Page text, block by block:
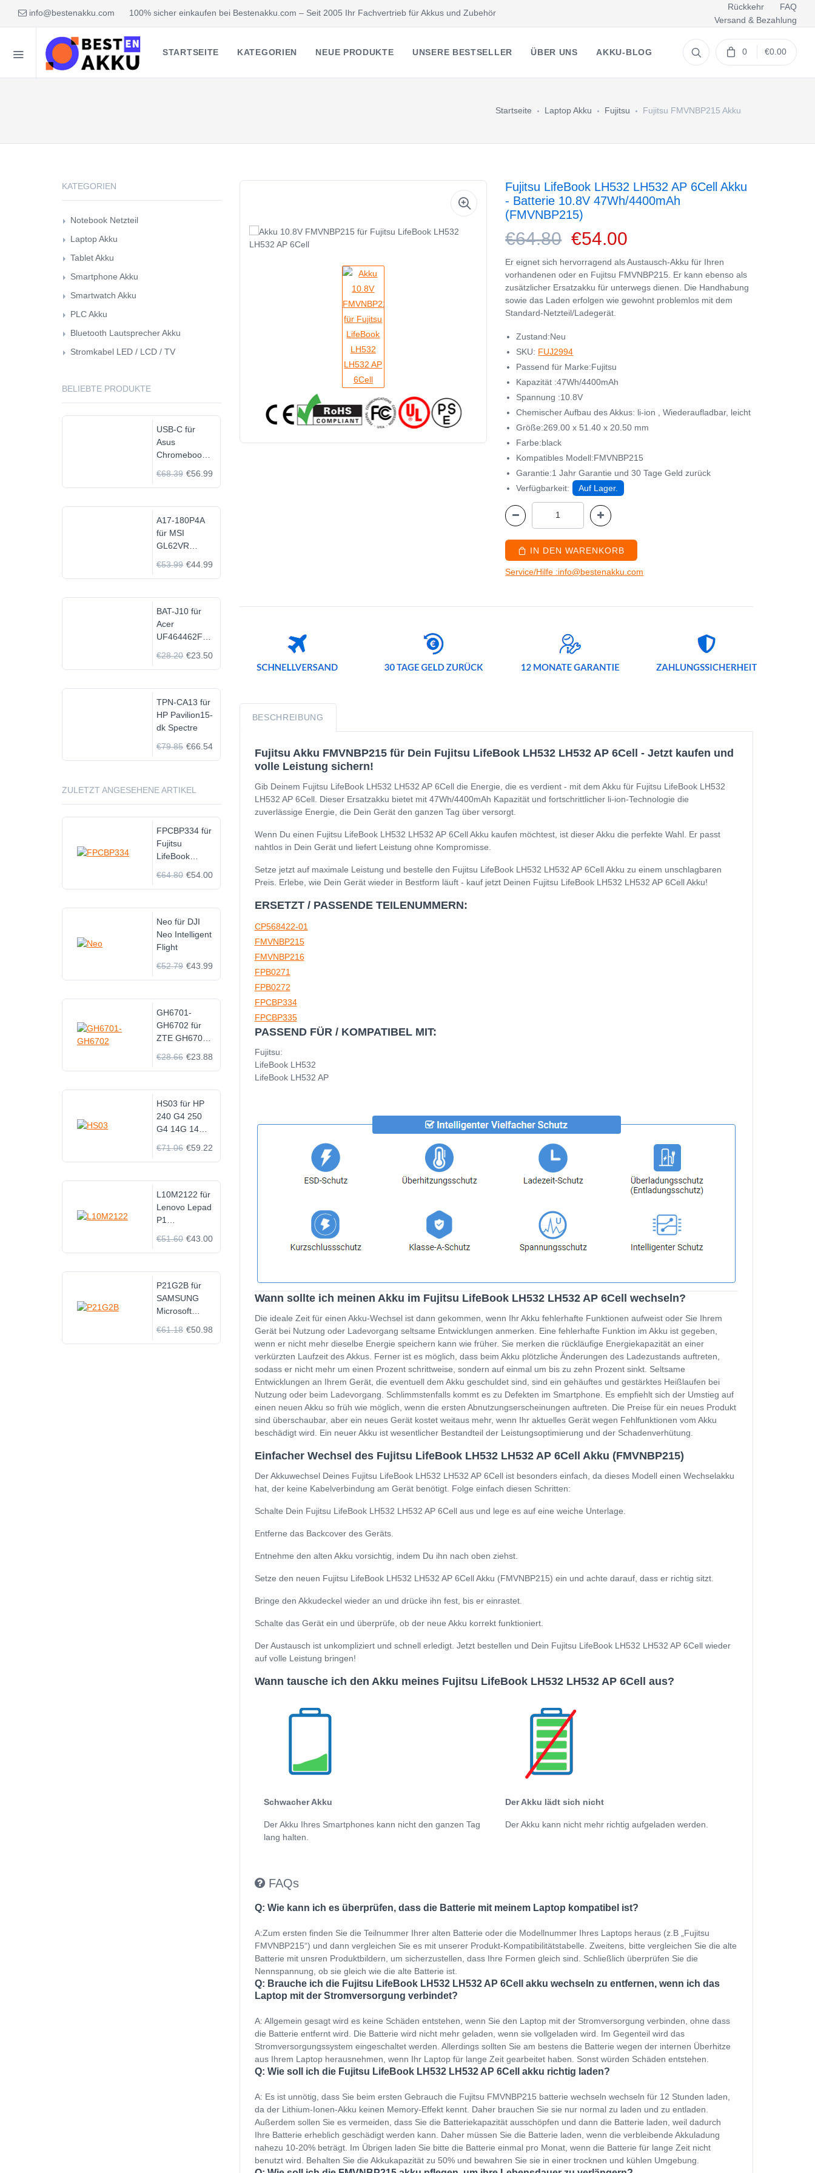
info@bestenakku.com 100% sicher einkaufen bei Bestenakku.com – Seit 2005 Ihr Fachvertrieb für Akkus und Zubehör
Rückkehr
FAQ
Versand & Bezahlung
STARTSEITE KATEGORIEN NEUE PRODUKTE UNSERE BESTSELLER ÜBER UNS AKKU-BLOG 0 €0.00
Startseite Laptop Akku Fujitsu Fujitsu FMVNBP215 Akku
Fujitsu LifeBook LH532 LH532 AP 6Cell Akku
- Batterie 10.8V 47Wh/4400mAh
(FMVNBP215)
€64.80€54.00
Er eignet sich hervorragend als Austausch-Akku für Ihren
vorhandenen oder en Fujitsu FMVNBP215. Er kann ebenso als
zusätzlicher Ersatzakku für unterwegs dienen. Die Handhabung
sowie das Laden erfolgen wie gewohnt problemlos mit dem
Standard-Netzteil/Ladegerät.
Zustand:Neu
SKU: FUJ2994
Passend für Marke:Fujitsu
Kapazität :47Wh/4400mAh
Spannung :10.8V
Chemischer Aufbau des Akkus: li-ion , Wiederaufladbar, leicht
Größe:269.00 x 51.40 x 20.50 mm
Farbe:black
Kompatibles Modell:FMVNBP215
Garantie:1 Jahr Garantie und 30 Tage Geld zurück
Verfügbarkeit:
Auf Lager.
IN DEN WARENKORB
Service/Hilfe :info@bestenakku.com
BESCHREIBUNG
Fujitsu Akku FMVNBP215 für Dein Fujitsu LifeBook LH532 LH532 AP 6Cell - Jetzt kaufen und
volle Leistung sichern!
Gib Deinem Fujitsu LifeBook LH532 LH532 AP 6Cell die Energie, die es verdient - mit dem Akku für Fujitsu LifeBook LH532
LH532 AP 6Cell. Dieser Ersatzakku bietet mit 47Wh/4400mAh Kapazität und fortschrittlicher li-ion-Technologie die
zuverlässige Energie, die Dein Gerät den ganzen Tag über versorgt.
Wenn Du einen Fujitsu LifeBook LH532 LH532 AP 6Cell Akku kaufen möchtest, ist dieser Akku die perfekte Wahl. Er passt
nahtlos in Dein Gerät und liefert Leistung ohne Kompromisse.
Setze jetzt auf maximale Leistung und bestelle den Fujitsu LifeBook LH532 LH532 AP 6Cell Akku zu einem unschlagbaren
Preis. Erlebe, wie Dein Gerät wieder in Bestform läuft - kauf jetzt Deinen Fujitsu LifeBook LH532 LH532 AP 6Cell Akku!
ERSETZT / PASSENDE TEILENUMMERN:
CP568422-01
FMVNBP215
FMVNBP216
FPB0271
FPB0272
FPCBP334
FPCBP335
PASSEND FÜR / KOMPATIBEL MIT:
Fujitsu:
LifeBook LH532
LifeBook LH532 AP
Wann sollte ich meinen Akku im Fujitsu LifeBook LH532 LH532 AP 6Cell wechseln?
Die ideale Zeit für einen Akku-Wechsel ist dann gekommen, wenn Ihr Akku fehlerhafte Funktionen aufweist oder Sie Ihrem
Gerät bei Nutzung oder Ladevorgang seltsame Entwicklungen anmerken. Eine fehlerhafte Funktion im Akku ist gegeben,
wenn er nicht mehr dieselbe Energie speichern kann wie früher. Sie merken die rückläufige Energiekapazität an einer
verkürzten Laufzeit des Akkus. Ferner ist es möglich, dass beim Akku plötzliche Änderungen des Ladezustands auftreten,
sodass er nicht mehr um einen Prozent schrittweise, sondern auf einmal um bis zu zehn Prozent sinkt. Seltsame
Entwicklungen an Ihrem Gerät, die eventuell dem Akku geschuldet sind, sind ein gehäuftes und gestärktes Heißlaufen bei
Nutzung oder beim Ladevorgang. Schlimmstenfalls kommt es zu Defekten im Smartphone. Es empfiehlt sich der Umstieg auf
einen neuen Akku so früh wie möglich, wenn die ersten Abnutzungserscheinungen auftreten. Die Preise für ein neues Produkt
sind überschaubar, aber ein neues Gerät kostet weitaus mehr, wenn Ihr aktuelles Gerät wegen Fehlfunktionen vom Akku
beschädigt wird. Ein neuer Akku ist wesentlicher Bestandteil der Leistungsoptimierung und der Schadenverhütung.
Einfacher Wechsel des Fujitsu LifeBook LH532 LH532 AP 6Cell Akku (FMVNBP215)
Der Akkuwechsel Deines Fujitsu LifeBook LH532 LH532 AP 6Cell ist besonders einfach, da dieses Modell einen Wechselakku
hat, der keine Kabelverbindung am Gerät benötigt. Folge einfach diesen Schritten:
Schalte Dein Fujitsu LifeBook LH532 LH532 AP 6Cell aus und lege es auf eine weiche Unterlage.
Entferne das Backcover des Geräts.
Entnehme den alten Akku vorsichtig, indem Du ihn nach oben ziehst.
Setze den neuen Fujitsu LifeBook LH532 LH532 AP 6Cell Akku (FMVNBP215) ein und achte darauf, dass er richtig sitzt.
Bringe den Akkudeckel wieder an und drücke ihn fest, bis er einrastet.
Schalte das Gerät ein und überprüfe, ob der neue Akku korrekt funktioniert.
Der Austausch ist unkompliziert und schnell erledigt. Jetzt bestellen und Dein Fujitsu LifeBook LH532 LH532 AP 6Cell wieder
auf volle Leistung bringen!
Wann tausche ich den Akku meines Fujitsu LifeBook LH532 LH532 AP 6Cell aus?
Schwacher Akku
Der Akku Ihres Smartphones kann nicht den ganzen Tag
lang halten.
Der Akku lädt sich nicht
Der Akku kann nicht mehr richtig aufgeladen werden.
FAQs
Q: Wie kann ich es überprüfen, dass die Batterie mit meinem Laptop kompatibel ist?
A:Zum ersten finden Sie die Teilnummer Ihrer alten Batterie oder die Modellnummer Ihres Laptops heraus (z.B „Fujitsu
FMVNBP215“) und dann vergleichen Sie es mit unserer Produkt-Kompatibilitätstabelle. Zweitens, bitte vergleichen Sie die alte
Batterie mit unsren Produktbildern, um sicherzustellen, dass Ihre Formen gleich sind. Schließlich überprüfen Sie die
Nennspannung, ob sie gleich wie die alte Batterie ist.
Q: Brauche ich die Fujitsu LifeBook LH532 LH532 AP 6Cell akku wechseln zu entfernen, wenn ich das
Laptop mit der Stromversorgung verbindet?
A: Allgemein gesagt wird es keine Schäden entstehen, wenn Sie den Laptop mit der Stromversorgung verbinden, ohne dass
die Batterie entfernt wird. Die Batterie wird nicht mehr geladen, wenn sie vollgeladen wird. Im Gegenteil wird das
Stromversorgungssystem eingeschaltet werden. Allerdings sollten Sie am bestens die Batterie wegen der internen Überhitze
aus Ihrem Laptop herausnehmen, wenn Ihr Laptop für lange Zeit gearbeitet haben. Sonst würden Schäden entstehen.
Q: Wie soll ich die Fujitsu LifeBook LH532 LH532 AP 6Cell akku richtig laden?
A: Es ist unnötig, dass Sie beim ersten Gebrauch die Fujitsu FMVNBP215 batterie wechseln wechseln für 12 Stunden laden,
da der Lithium-Ionen-Akku keinen Memory-Effekt kennt. Daher brauchen Sie sie nur normal zu laden und zu entladen.
Außerdem sollen Sie es vermeiden, dass Sie die Batteriekapazität ausschöpfen und dann die Batterie laden, weil dadurch
Ihre Batterie erheblich geschädigt werden kann. Daher müssen Sie die Batterie laden, wenn die verbleibende Akkuladung
nahezu 10-20% beträgt. Im Übrigen laden Sie bitte die Batterie einmal pro Monat, wenn die Batterie für lange Zeit nicht
benutzt wird. Behalten Sie die Akkukapazität zu 50% und bewahren Sie sie in einer trocknen und kühlen Umgebung.
KATEGORIEN
Notebook Netzteil
Laptop Akku
Tablet Akku
Smartphone Akku
Smartwatch Akku
PLC Akku
Bluetooth Lautsprecher Akku
Stromkabel LED / LCD / TV
BELIEBTE PRODUKTE
USB-C für
Asus
Chromebook
€68.39 €56.99
A17-180P4A
für MSI
GL62VR
€53.99 €44.99
BAT-J10 für
Acer
UF464462F
€28.20 €23.50
TPN-CA13 für
HP Pavilion15-
dk Spectre
€79.85 €66.54
ZULETZT ANGESEHENE ARTIKEL
FPCBP334 für
Fujitsu
LifeBook
€64.80 €54.00
Neo für DJI
Neo Intelligent
Flight
€52.79 €43.99
GH6701-
GH6702 für
ZTE GH6701-
€28.66 €23.88
HS03 für HP
240 G4 250
G4 14G 14Q
€71.06 €59.22
L10M2122 für
Lenovo Lepad
P1
€51.60 €43.00
P21G2B für
SAMSUNG
Microsoft
€61.18 €50.98